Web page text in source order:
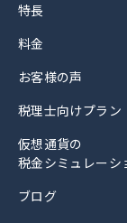
特長
料金
お客様の声
税理士向けプラン
仮想通貨の
税金シミュレーシ
ブログ